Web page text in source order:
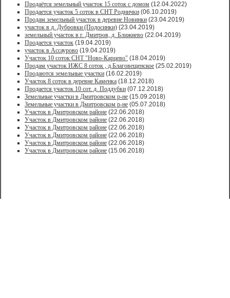
Продаётся земельный участок 15 соток с домом (12.04.2022)
Продается участок 5 соток в СНТ Роднички (06.10.2019)
Продам земельный участок в деревне Новинки (23.04.2019)
участок в д. Дубровки (Подосинки) (23.04.2019)
земельный участок в г. Дмитров, д. Ближнево (22.04.2019)
Продается участок (19.04.2019)
участок в Ассаурово (19.04.2019)
Участок 10 соток СНТ "Ново-Карцево" (18.04.2019)
Продам участок ИЖС 8 соток , д.Благовещенское (25.02.2019)
Продаются земельные участки (16.02.2019)
Участок 8 соток в деревне Каменка (18.12.2018)
Продается участок 10 сот. д. Поддубки (07.12.2018)
Земельные участки в Дмитровском р-не (15.09.2018)
Земельные участки в Дмитровском р-не (05.07.2018)
Участок в Дмитровском районе (22.06.2018)
Участок в Дмитровском районе (22.06.2018)
Участок в Дмитровском районе (22.06.2018)
Участок в Дмитровском районе (22.06.2018)
Участок в Дмитровском районе (22.06.2018)
Участок в Дмитровском районе (15.06.2018)